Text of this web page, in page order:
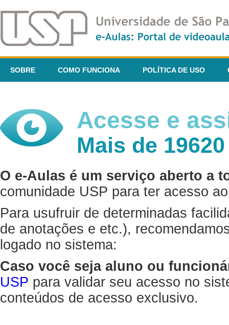
SOBRE COMO FUNCIONA POLÍTICA DE USO
Acesse e
Mais de
O e-Aulas é um serviço aberto a
comunidade USP para ter acesso
Para usufruir de determinadas
de anotações e etc.),
logado no sistema:
Caso você seja aluno ou
USP para validar seu acesso no
conteúdos de acesso exclusivo.